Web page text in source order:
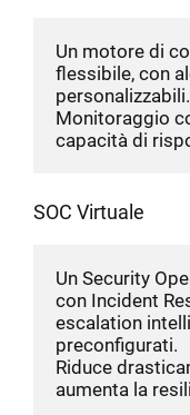
Un motore di
flessibile, con
personalizzabili.
Monitoraggio
capacità di
SOC Virtuale
Un Security
con Incident
escalation
preconfigurati.
Riduce
aumenta la